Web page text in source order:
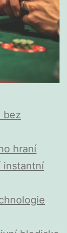
bez
hraní
instantní